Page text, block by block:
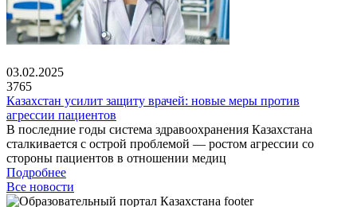
03.02.2025
3765
Казахстан усилит защиту врачей: новые меры против
агрессии пациентов
В последние годы система здравоохранения Казахстана
сталкивается с острой проблемой — ростом агрессии со
стороны пациентов в отношении медиц
Подробнее
Все новости